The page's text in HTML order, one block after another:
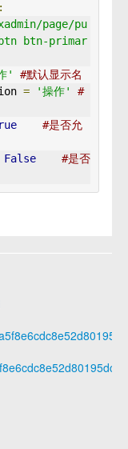
page/pu
btn-primar
'
#默认显示名
= '操作'
#
#是否允
False
#是否